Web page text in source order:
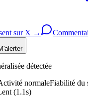
sur X →
détectée
normaleFiabilité du
(1.1s)